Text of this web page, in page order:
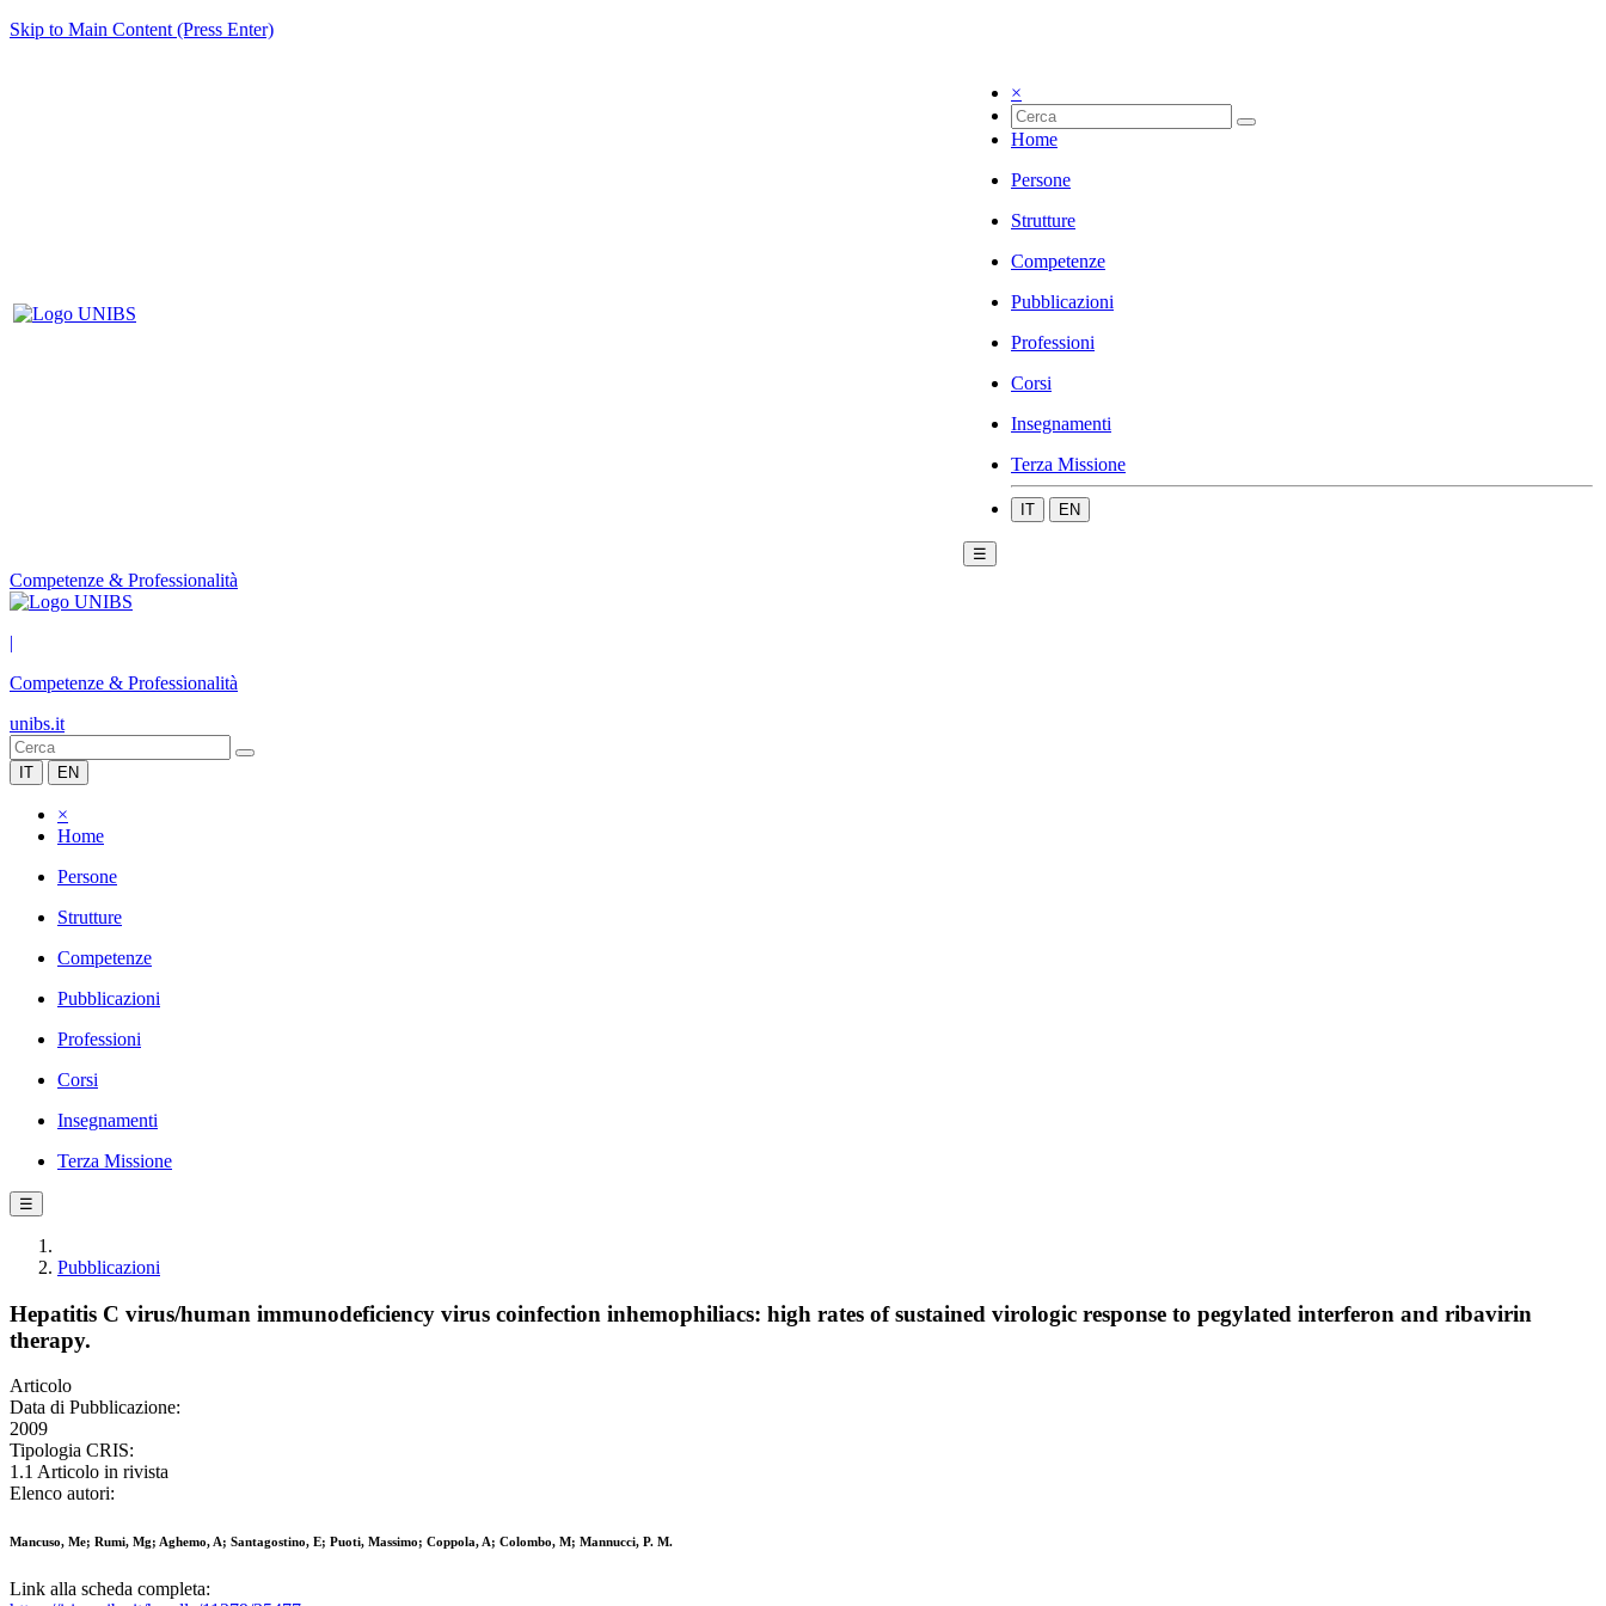
Skip to Main Content (Press Enter)
×
Home
Persone
Strutture
Competenze
Pubblicazioni
Professioni
Corsi
Insegnamenti
Terza Missione
IT EN
☰
Competenze & Professionalità
|
Competenze & Professionalità
unibs.it
IT EN
×
Home
Persone
Strutture
Competenze
Pubblicazioni
Professioni
Corsi
Insegnamenti
Terza Missione
☰
Pubblicazioni
Hepatitis C virus/human immunodeficiency virus coinfection inhemophiliacs: high rates of sustained virologic response to pegylated interferon and ribavirin
therapy.
Articolo
Data di Pubblicazione:
2009
Tipologia CRIS:
1.1 Articolo in rivista
Elenco autori:
Mancuso, Me; Rumi, Mg; Aghemo, A; Santagostino, E; Puoti, Massimo; Coppola, A; Colombo, M; Mannucci, P. M.
Link alla scheda completa: